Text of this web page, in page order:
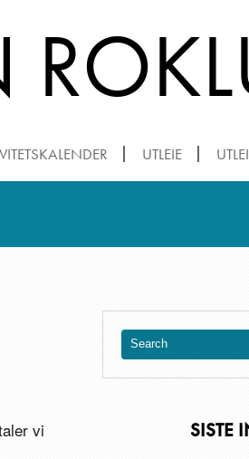
UTLEIE
vi
SISTE